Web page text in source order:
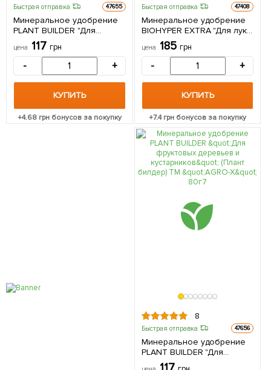
Быстрая отправка 47655
Минеральное удобрение
PLANT BUILDER "Для
ягодных кустарников и
деревьев" (Плант билдер)
ТМ "AGRO-X" 80г
цена 117 грн
- +
КУПИТЬ
+4.68 грн бонусов за покупку
Быстрая отправка 47408
Минеральное удобрение
BIOHYPER EXTRA "Для лука
и чеснока" (Биохайпер
Экстра) ТМ "AGRO-X" 100г
цена 185 грн
- +
КУПИТЬ
+7.4грн бонусов за покупку
8
Быстрая отправка 47656
Минеральное удобрение
PLANT BUILDER "Для
фруктовых деревьев и